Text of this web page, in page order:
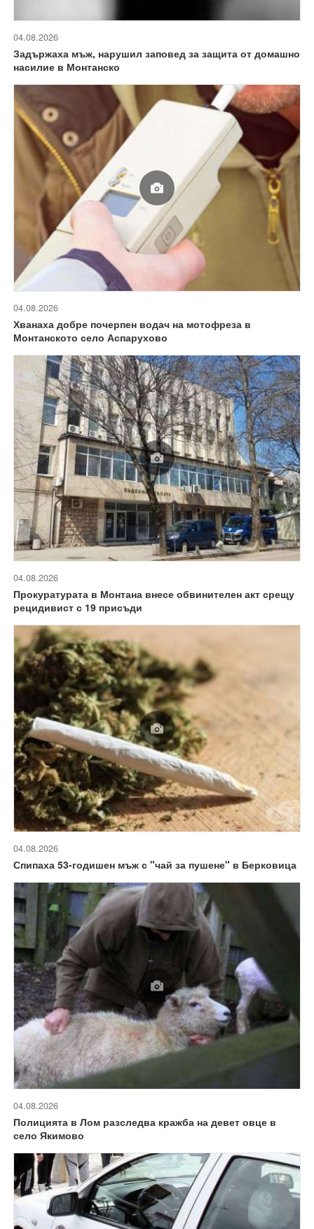
04.08.2026
Задържаха мъж, нарушил заповед за защита от домашно
насилие в Монтанско
04.08.2026
Хванаха добре почерпен водач на мотофреза в
Монтанското село Аспарухово
04.08.2026
Прокуратурата в Монтана внесе обвинителен акт срещу
рецидивист с 19 присъди
04.08.2026
Спипаха 53-годишен мъж с "чай за пушене" в Берковица
04.08.2026
Полицията в Лом разследва кражба на девет овце в
село Якимово